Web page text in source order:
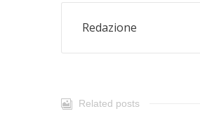
Redazione
Related posts